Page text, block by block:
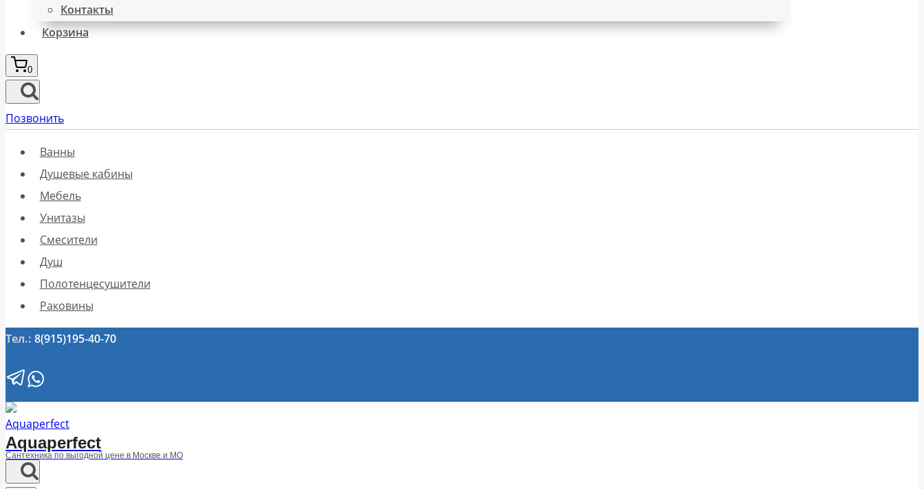
Контакты
Корзина
0
Позвонить
Ванны
Душевые кабины
Мебель
Унитазы
Смесители
Душ
Полотенцесушители
Раковины
Тел.: 8(915)195-40-70
Aquaperfect
Сантехника по выгодной цене в Москве и МО